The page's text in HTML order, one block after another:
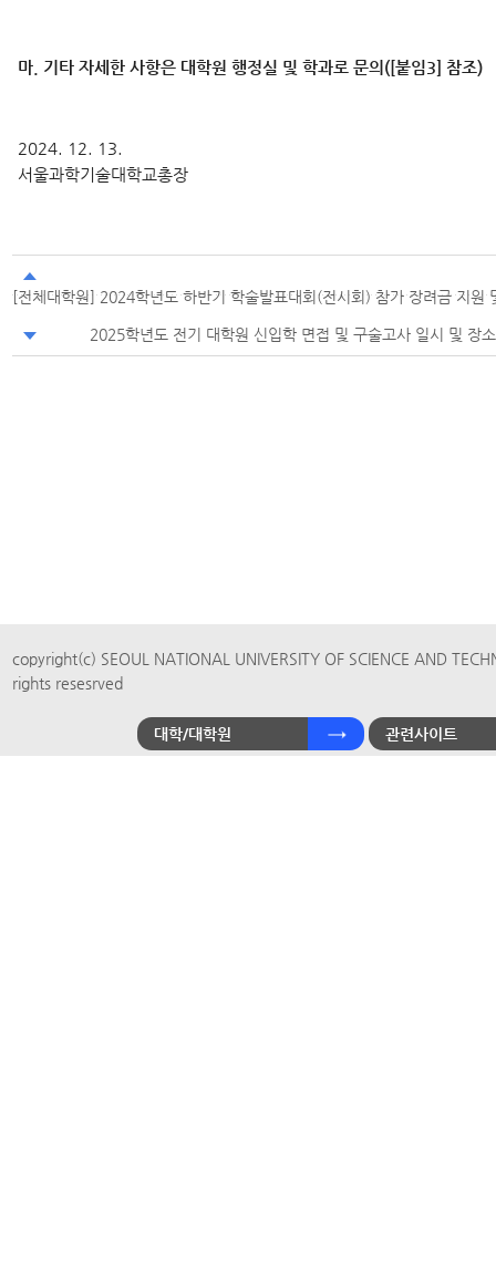
마. 기타 자세한 사항은 대학원 행정실 및 학과로 문의([붙임3] 참조)
2024. 12. 13.
서울과학기술대학교총장
[전체대학원] 2024학년도 하반기 학술발표대회(전시회) 참가 장려금 지원
2025학년도 전기 대학원 신입학 면접 및 구술고사 일시 및 장
copyright(c) SEOUL NATIONAL UNIVERSITY OF SCIENCE AND
rights resesrved
대학/대학원 관련사이트